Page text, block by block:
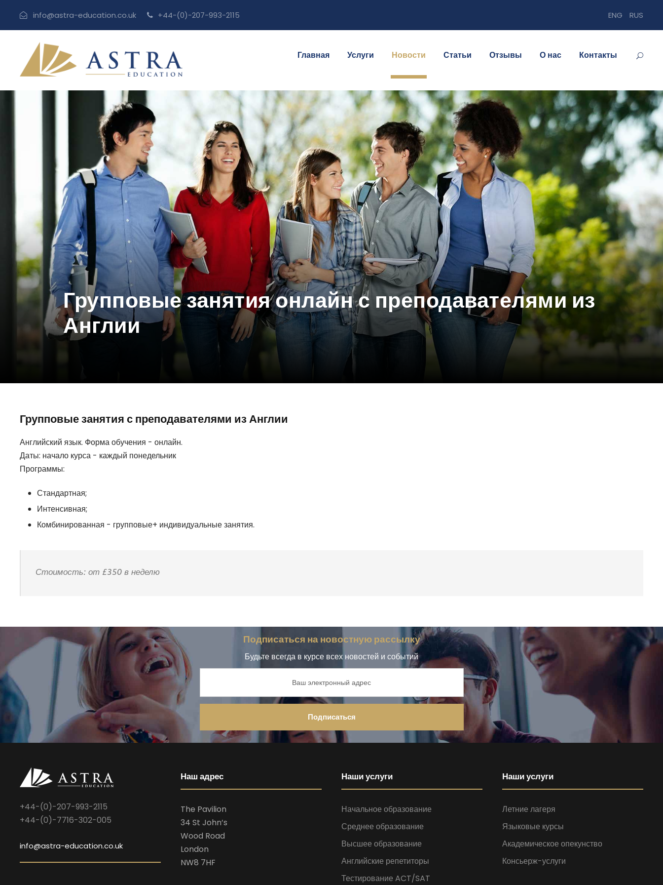
info@astra-education.co.uk +44-(0)-207-993-2115 ENG RUS
Главная Услуги Новости Статьи Отзывы О нас Контакты
Групповые занятия онлайн с преподавателями из
Англии
Групповые занятия с преподавателями из Англии
Английский язык. Форма обучения - онлайн.
Даты: начало курса - каждый понедельник
Программы:
Стандартная;
Интенсивная;
Комбинированная - групповые+ индивидуальные занятия.
Стоимость: от £350 в неделю
Подписаться на новостную рассылку
Будьте всегда в курсе всех новостей и событий
+44-(0)-207-993-2115
+44-(0)-7716-302-005
info@astra-education.co.uk
Наш адрес
The Pavilion
34 St John’s
Wood Road
London
NW8 7HF
Наши услуги
Начальное образование
Среднее образование
Высшее образование
Английские репетиторы
Тестирование ACT/SAT
Наши услуги
Летние лагеря
Языковые курсы
Академическое опекунство
Консьерж-услуги